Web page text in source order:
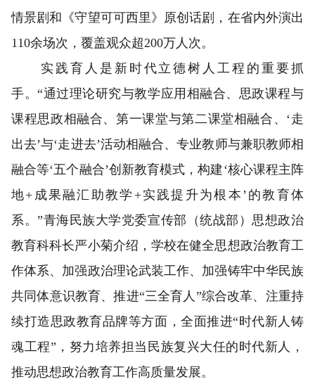
情景剧和《守望可可西里》原创话剧，在省内外演出
110余场次，覆盖观众超200万人次。
实践育人是新时代立德树人工程的重要抓
手。“通过理论研究与教学应用相融合、思政课程与
课程思政相融合、第一课堂与第二课堂相融合、‘走
出去’与‘走进去’活动相融合、专业教师与兼职教师相
融合等‘五个融合’创新教育模式，构建‘核心课程主阵
地+成果融汇助教学+实践提升为根本’的教育体
系。”青海民族大学党委宣传部（统战部）思想政治
教育科科长严小菊介绍，学校在健全思想政治教育工
作体系、加强政治理论武装工作、加强铸牢中华民族
共同体意识教育、推进“三全育人”综合改革、注重持
续打造思政教育品牌等方面，全面推进“时代新人铸
魂工程”，努力培养担当民族复兴大任的时代新人，
推动思想政治教育工作高质量发展。